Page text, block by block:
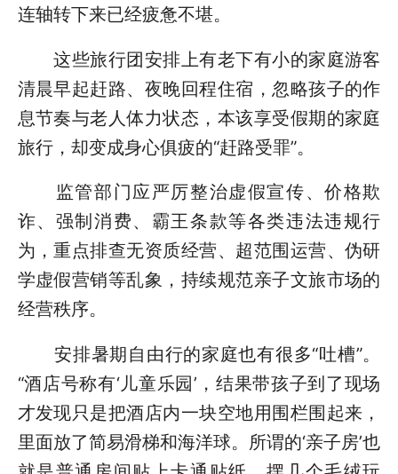
连轴转下来已经疲惫不堪。
这些旅行团安排上有老下有小的家庭游客
清晨早起赶路、夜晚回程住宿，忽略孩子的作
息节奏与老人体力状态，本该享受假期的家庭
旅行，却变成身心俱疲的“赶路受罪”。
监管部门应严厉整治虚假宣传、价格欺
诈、强制消费、霸王条款等各类违法违规行
为，重点排查无资质经营、超范围运营、伪研
学虚假营销等乱象，持续规范亲子文旅市场的
经营秩序。
安排暑期自由行的家庭也有很多“吐槽”。
“酒店号称有‘儿童乐园’，结果带孩子到了现场
才发现只是把酒店内一块空地用围栏围起来，
里面放了简易滑梯和海洋球。所谓的‘亲子房’也